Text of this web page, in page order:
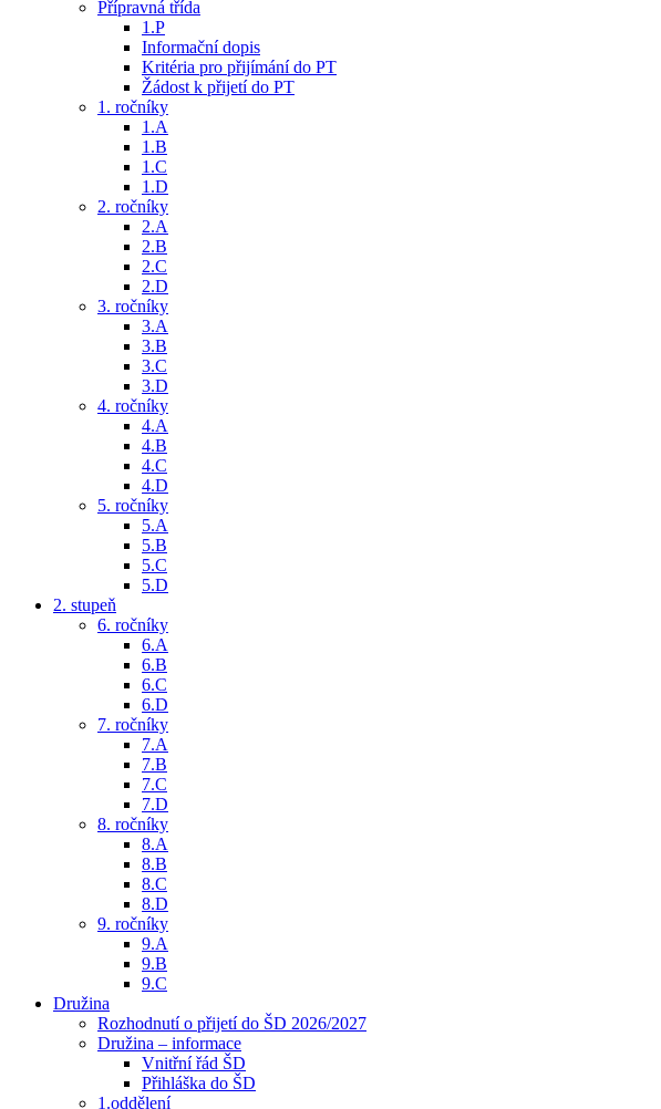
Přípravná třída
1.P
Informační dopis
Kritéria pro přijímání do PT
Žádost k přijetí do PT
1. ročníky
1.A
1.B
1.C
1.D
2. ročníky
2.A
2.B
2.C
2.D
3. ročníky
3.A
3.B
3.C
3.D
4. ročníky
4.A
4.B
4.C
4.D
5. ročníky
5.A
5.B
5.C
5.D
2. stupeň
6. ročníky
6.A
6.B
6.C
6.D
7. ročníky
7.A
7.B
7.C
7.D
8. ročníky
8.A
8.B
8.C
8.D
9. ročníky
9.A
9.B
9.C
Družina
Rozhodnutí o přijetí do ŠD 2026/2027
Družina – informace
Vnitřní řád ŠD
Přihláška do ŠD
1.oddělení